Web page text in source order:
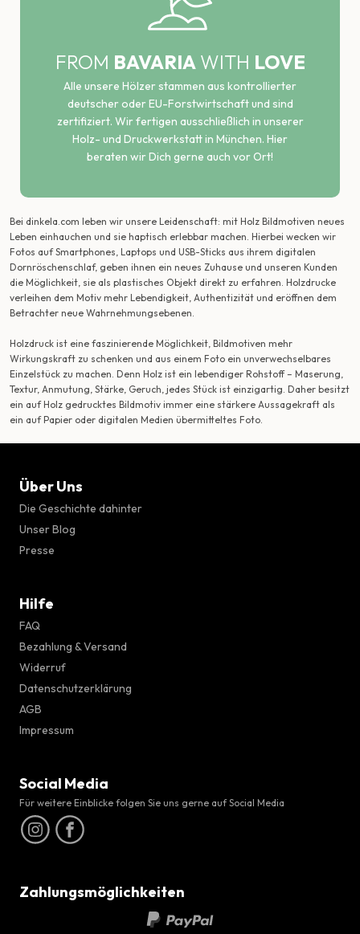
FROM BAVARIAWITH LOVE
Alle unsere Hölzer stammen aus kontrollierter
deutscher oder EU-Forstwirtschaft und sind
zertifiziert. Wir fertigen ausschließlich in unserer
Holz- und Druckwerkstatt in München. Hier
beraten wir Dich gerne auch vor Ort!
Bei dinkela.com leben wir unsere Leidenschaft: mit Holz Bildmotiven neues
Leben einhauchen und sie haptisch erlebbar machen. Hierbei wecken wir
Fotos auf Smartphones, Laptops und USB-Sticks aus ihrem digitalen
Dornröschenschlaf, geben ihnen ein neues Zuhause und unseren Kunden
die Möglichkeit, sie als plastisches Objekt direkt zu erfahren. Holzdrucke
verleihen dem Motiv mehr Lebendigkeit, Authentizität und eröffnen dem
Betrachter neue Wahrnehmungsebenen.
Holzdruck ist eine faszinierende Möglichkeit, Bildmotiven mehr
Wirkungskraft zu schenken und aus einem Foto ein unverwechselbares
Einzelstück zu machen. Denn Holz ist ein lebendiger Rohstoff – Maserung,
Textur, Anmutung, Stärke, Geruch, jedes Stück ist einzigartig. Daher besitzt
ein auf Holz gedrucktes Bildmotiv immer eine stärkere Aussagekraft als
ein auf Papier oder digitalen Medien übermitteltes Foto.
Über Uns
Die Geschichte dahinter
Unser Blog
Presse
Hilfe
FAQ
Bezahlung & Versand
Widerruf
Datenschutzerklärung
AGB
Impressum
Social Media
Für weitere Einblicke folgen Sie uns gerne auf Social Media
Zahlungsmöglichkeiten